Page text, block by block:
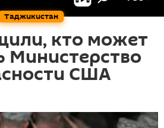
Таджикистан
кто может
Министерство
США